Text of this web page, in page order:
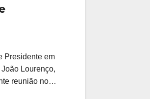
Presidente em
Lourenço,
reunião no…